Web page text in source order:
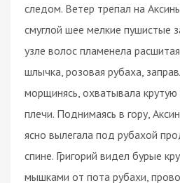
следом. Ветер трепал на
смуглой шее мелкие пушистые
узле волос пламенела
шлычка, розовая рубаха,
морщинясь, охватывала крутую
плечи. Поднимаясь в гору,
ясно вылегала под рубахой
спине. Григорий видел бурые
мышками от пота рубахи,